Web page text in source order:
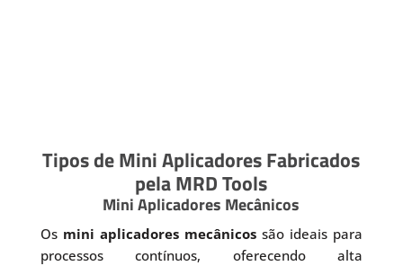
Tipos de Mini Aplicadores Fabricados
pela MRD Tools
Mini Aplicadores Mecânicos
Os mini aplicadores mecânicos são ideais para
processos contínuos, oferecendo alta